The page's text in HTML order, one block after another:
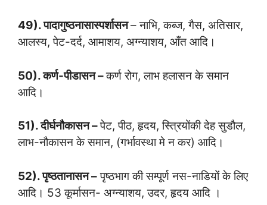
49). पादागुष्ठनासास्पर्शासन– नाभि, कब्ज, गैस, अतिसार,
आलस्य, पेट-दर्द, आमाशय, अग्न्याशय, आँत आदि।
50). कर्ण-पीडासन –कर्ण रोग, लाभ हलासन के समान
आदि।
51). दीर्घनौकासन –पेट, पीठ, हृदय, स्त्रियोंकी देह सुडौल,
लाभ-नौकासन के समान, (गर्भावस्था मे न कर) आदि।
52). पृष्ठतानासन –पृष्ठभाग की सम्पूर्ण नस-नाडियों के लिए
आदि। 53 कूर्मासन- अग्न्याशय, उदर, हृदय आदि ।